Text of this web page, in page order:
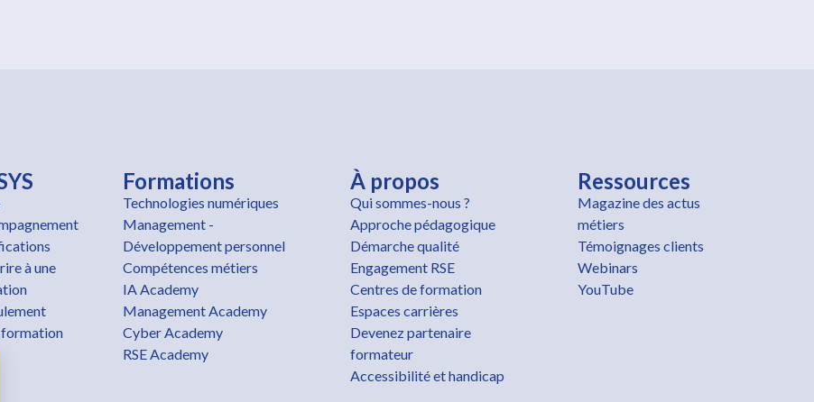
à une
Formations
Technologies numériques
Management -
Développement personnel
Compétences métiers
IA Academy
Management Academy
Cyber Academy
RSE Academy
À propos
Qui sommes-nous ?
Approche pédagogique
Démarche qualité
Engagement RSE
Centres de formation
Espaces carrières
Devenez partenaire
formateur
Accessibilité et handicap
Ressources
Magazine des actus
métiers
Témoignages clients
Webinars
YouTube